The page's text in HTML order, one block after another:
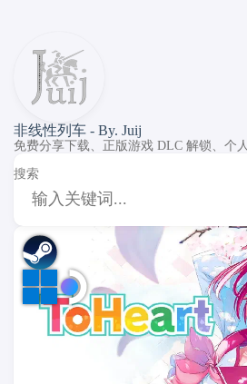
非线性列车 - By. Juij
免费分享下载、正版游戏 DLC 解锁、个
搜索